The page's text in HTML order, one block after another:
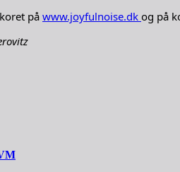
på www.joyfulnoise.dk og på